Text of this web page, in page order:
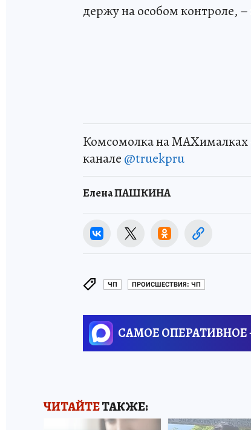
держу на особом контроле,
Комсомолка на
канале @truekpru
Елена ПАШКИНА
ЧП ПРОИСШЕСТВИЯ: ЧП
САМОЕ ОПЕРАТИВНОЕ
ЧИТАЙТЕТАКЖЕ: